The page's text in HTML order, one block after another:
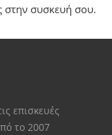
στην συσκευή σου.
επισκευές
το 2007